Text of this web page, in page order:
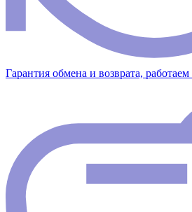
Гарантия обмена и возврата, работаем